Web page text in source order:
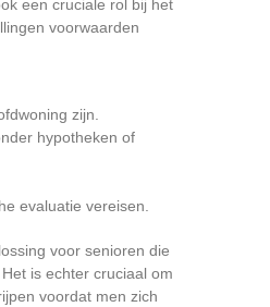
een cruciale rol bij het
voorwaarden
zijn.
hypotheken of
evaluatie vereisen.
voor senioren die
is echter cruciaal om
voordat men zich